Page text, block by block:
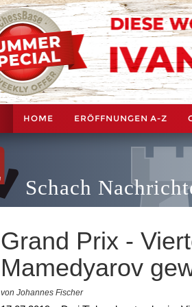
HOME ERÖFFNUNGEN A-Z
Schach
Grand Prix -
Mamedyarov
von Johannes Fischer